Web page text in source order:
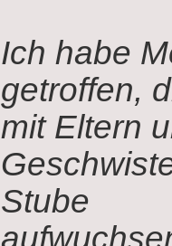
Ich habe
getroffen,
mit Eltern
Stube